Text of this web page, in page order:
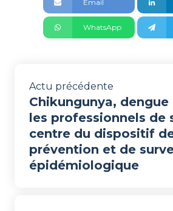
Email
WhatsApp
Actu précédente
Chikungunya, dengue
les professionnels de
centre du dispositif
prévention et de
épidémiologique